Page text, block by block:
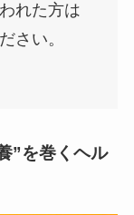
れた方は
さい。
”を巻くヘル